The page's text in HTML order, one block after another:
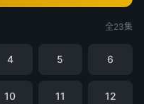
全23集
4 5 6
10 11 12